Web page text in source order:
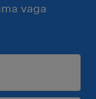
vaga